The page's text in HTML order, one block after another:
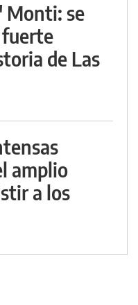
Monti: se
de Las
amplio
a los